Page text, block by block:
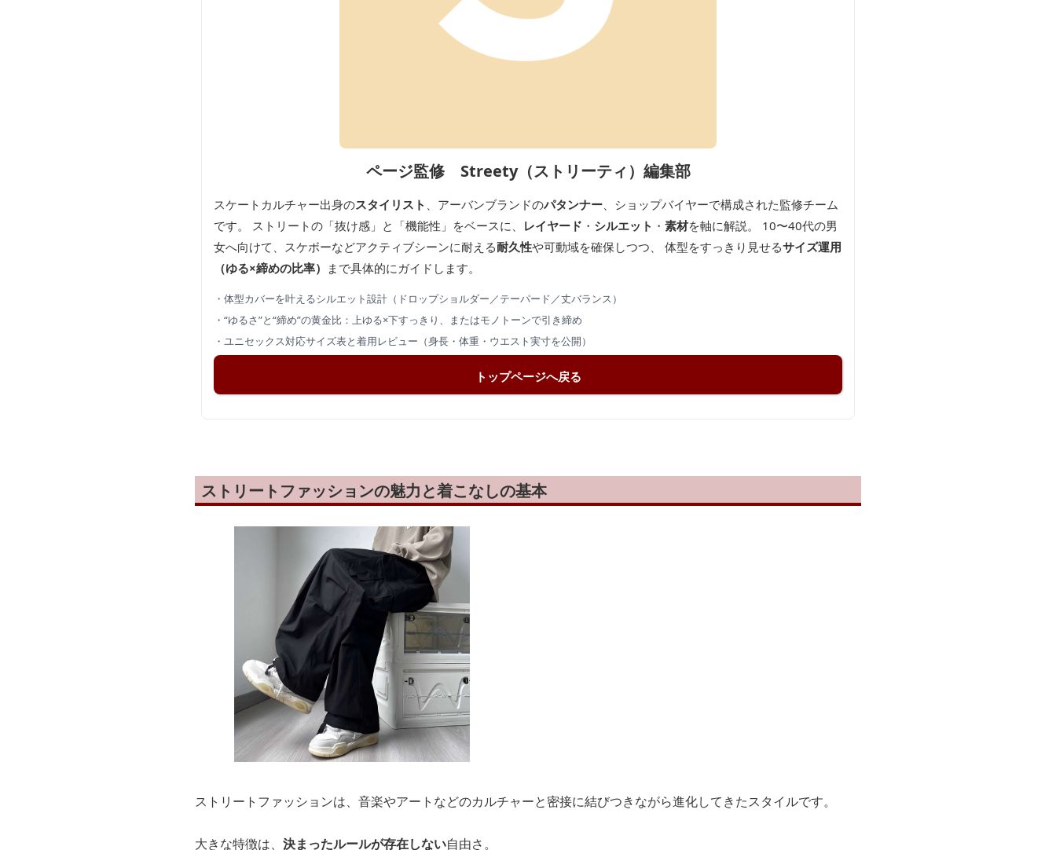
ページ監修 Streety（ストリーティ）編集部
スケートカルチャー出身のスタイリスト 、アーバンブランドのパタンナー、ショップバイヤーで構成された監修チーム
です。 ストリートの「抜け感」と「機能性」をベースに、 レイヤード ・ シルエット ・ 素材を軸に解説。 10〜40代の男
女へ向けて、スケボーなどアクティブシーンに耐える耐久性や可動域を確保しつつ、 体型をすっきり見せるサイズ運用
（ゆる×締めの比率） まで具体的にガイドします。
・体型カバーを叶えるシルエット設計（ドロップショルダー／テーパード／丈バランス）
・“ゆるさ”と“締め”の黄金比：上ゆる×下すっきり、またはモノトーンで引き締め
・ユニセックス対応サイズ表と着用レビュー（身長・体重・ウエスト実寸を公開）
トップページへ戻る
ストリートファッションの魅力と着こなしの基本
ストリートファッションは、音楽やアートなどのカルチャーと密接に結びつきながら進化してきたスタイルです。
大きな特徴は、 決まったルールが存在しない自由さ。